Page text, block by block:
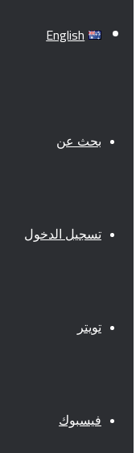
English
بحث عن
تسجيل الدخول
تويتر
فيسبوك